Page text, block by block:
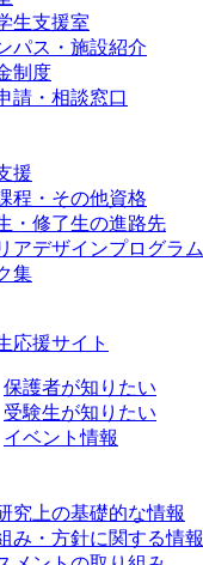
生支援室
パス・施設紹介
制度
請・相談窓口
援
程・その他資格
・修了生の進路先
アデザインプログラム
集
応援サイト
保護者が知りたい
受験生が知りたい
イベント情報
究上の基礎的な情報
み・方針に関する情報